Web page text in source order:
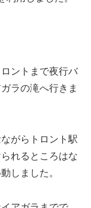
ントまで夜行バ
ラの滝へ行きま
がらトロント駅
れるところはな
しました。